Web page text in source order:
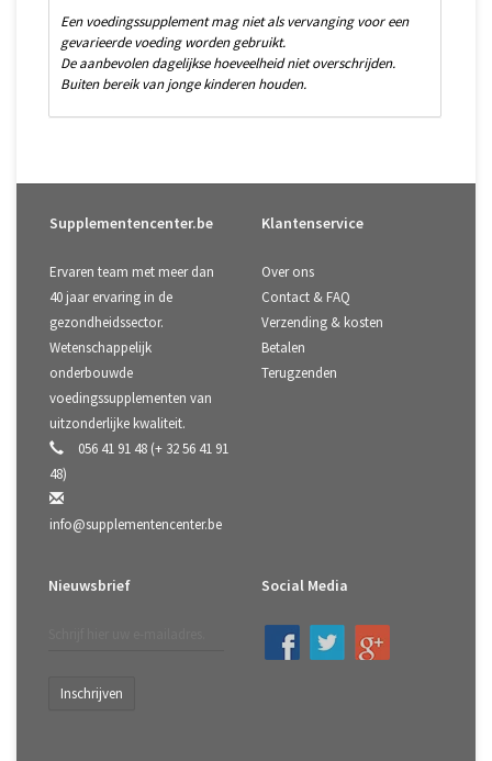
Een voedingssupplement mag niet als vervanging voor een
gevarieerde voeding worden gebruikt.
De aanbevolen dagelijkse hoeveelheid niet overschrijden.
Buiten bereik van jonge kinderen houden.
Supplementencenter.be
Ervaren team met meer dan
40 jaar ervaring in de
gezondheidssector.
Wetenschappelijk
onderbouwde
voedingssupplementen van
uitzonderlijke kwaliteit.
056 41 91 48 (+ 32 56 41 91
48)
info@supplementencenter.be
Klantenservice
Over ons
Contact & FAQ
Verzending & kosten
Betalen
Terugzenden
Nieuwsbrief
Inschrijven
Social Media